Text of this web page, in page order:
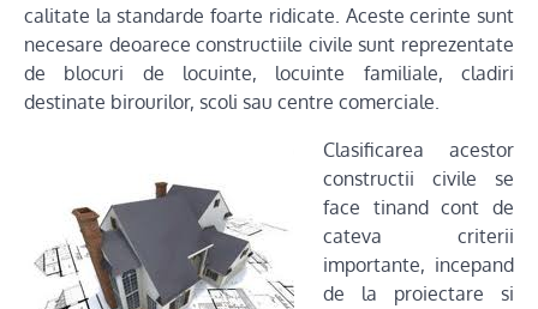
calitate la standarde foarte ridicate. Aceste cerinte sunt
necesare deoarece constructiile civile sunt reprezentate
de blocuri de locuinte, locuinte familiale, cladiri
destinate birourilor, scoli sau centre comerciale.
Clasificarea acestor
constructii civile se
face tinand cont de
cateva criterii
importante, incepand
de la proiectare si